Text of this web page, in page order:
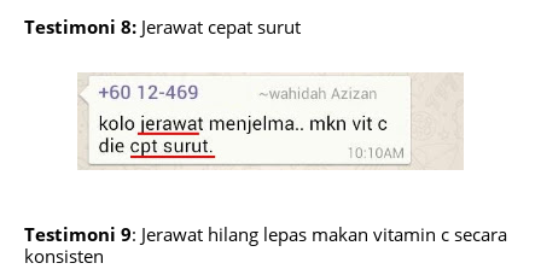
Testimoni 8: Jerawat cepat surut
Testimoni 9: Jerawat hilang lepas makan vitamin c secara
konsisten